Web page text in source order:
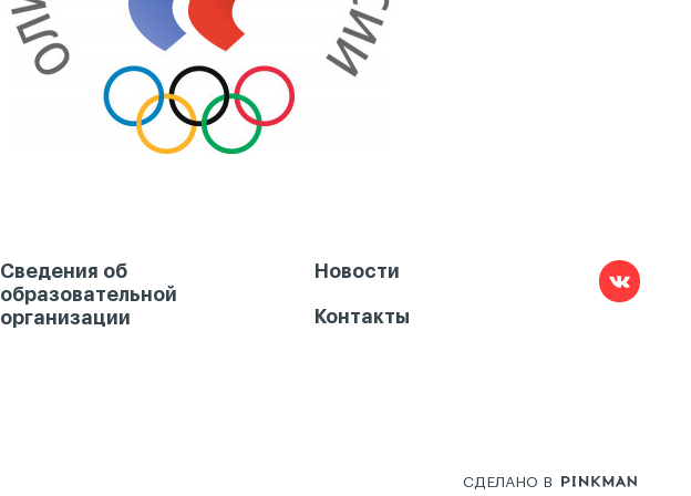
Сведения об
образовательной
организации
Новости
Контакты
СДЕЛАНО В